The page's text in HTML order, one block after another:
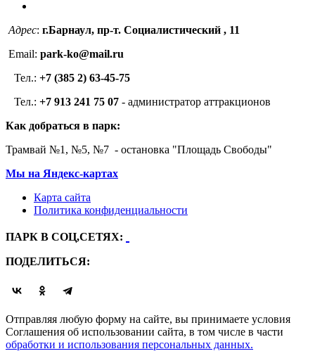
Адрес: г.Барнаул, пр-т. Социалистический , 11
Email: park-ko@mail.ru
Тел.: +7 (385 2) 63-45-75
Тел.: +7 913 241 75 07 - администратор аттракционов
Как добраться в парк:
Трамвай №1, №5, №7 - остановка "Площадь Свободы"
Мы на Яндекс-картах
Карта сайта
Политика конфиденциальности
ПАРК В СОЦ,СЕТЯХ:
ПОДЕЛИТЬСЯ:
Отправляя любую форму на сайте, вы принимаете условия
Соглашения об использовании сайта, в том числе в части
обработки и использования персональных данных.